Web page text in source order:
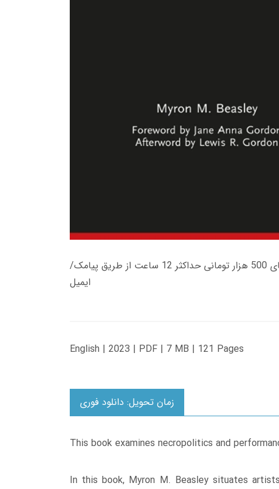
زمان تحویل کتاب های 600 هزار تومانی دانلود فوری از حساب کاربری می باشد، و زمان تحویل لینک دانلود کتاب های 500 هزار تومانی حداکثر 12 ساعت از طریق پیامک/
ایمیل
English | 2023 | PDF | 7 MB | 121 Pages
زمان تحویل: دانلود فوری
This book examines necropolitics and
In this book, Myron M. Beasley situates